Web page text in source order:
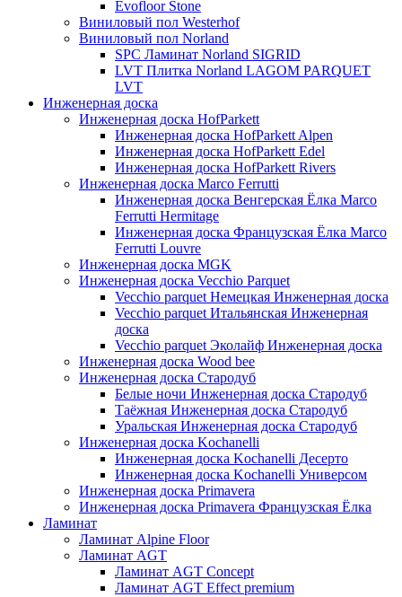
Evofloor Stone
Виниловый пол Westerhof
Виниловый пол Norland
SPC Ламинат Norland SIGRID
LVT Плитка Norland LAGOM PARQUET
LVT
Инженерная доска
Инженерная доска HofParkett
Инженерная доска HofParkett Alpen
Инженерная доска HofParkett Edel
Инженерная доска HofParkett Rivers
Инженерная доска Marco Ferrutti
Инженерная доска Венгерская Ёлка Marco
Ferrutti Hermitage
Инженерная доска Французская Ёлка Marco
Ferrutti Louvre
Инженерная доска MGK
Инженерная доска Vecchio Parquet
Vecchio parquet Немецкая Инженерная доска
Vecchio parquet Итальянская Инженерная
доска
Vecchio parquet Эколайф Инженерная доска
Инженерная доска Wood bee
Инженерная доска Стародуб
Белые ночи Инженерная доска Стародуб
Таёжная Инженерная доска Стародуб
Уральская Инженерная доска Стародуб
Инженерная доска Kochanelli
Инженерная доска Kochanelli Десерто
Инженерная доска Kochanelli Универсом
Инженерная доска Primavera
Инженерная доска Primavera Французская Ёлка
Ламинат
Ламинат Alpine Floor
Ламинат AGT
Ламинат AGT Concept
Ламинат AGT Effect premium